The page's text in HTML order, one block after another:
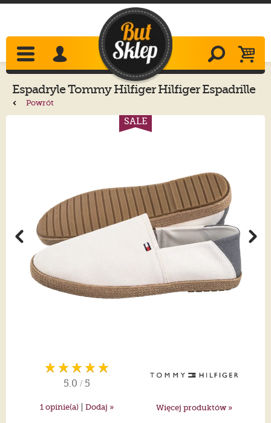
EspadryleTommy Hilfiger Hilfiger Espadrille
Core Textile Ecru FM0FM05353 YBL
Powrót
SALE
5.0 / 5
1 opinie(a) | Dodaj » Więcej produktów »